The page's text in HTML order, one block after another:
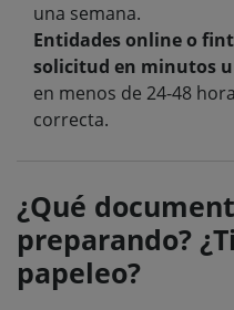
una semana.
Entidades online o
solicitud en minutos
en menos de 24-48
correcta.
¿Qué
preparando?
papeleo?